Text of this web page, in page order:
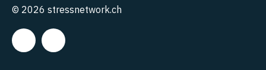
© 2026 stressnetwork.ch